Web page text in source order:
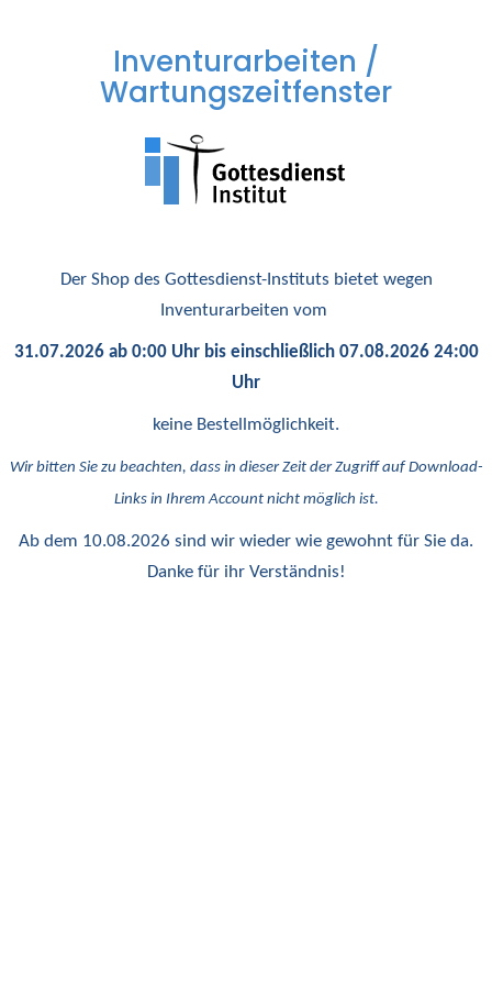
Inventurarbeiten /
Wartungszeitfenster
Der Shop des Gottesdienst-Instituts bietet wegen
Inventurarbeiten vom
31.07.2026 ab 0:00 Uhr bis einschließlich 07.08.2026 24:00
Uhr
keine Bestellmöglichkeit.
Wir bitten Sie zu beachten, dass in dieser Zeit der Zugriff auf Download-
Links in Ihrem Account nicht möglich ist.
Ab dem 10.08.2026 sind wir wieder wie gewohnt für Sie da.
Danke für ihr Verständnis!